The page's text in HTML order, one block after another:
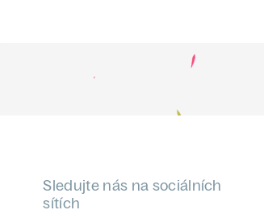
Sledujte nás na sociálních
sítích